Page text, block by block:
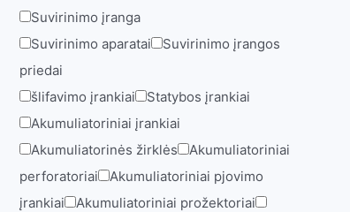
Suvirinimo įranga
Suvirinimo aparatai
Suvirinimo įrangos
priedai
šlifavimo įrankiai
Statybos įrankiai
Akumuliatoriniai įrankiai
Akumuliatorinės žirklės
Akumuliatoriniai
perforatoriai
Akumuliatoriniai pjovimo
įrankiai
Akumuliatoriniai prožektoriai